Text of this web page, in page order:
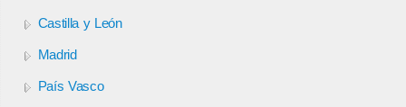
Castilla y León
Madrid
País Vasco